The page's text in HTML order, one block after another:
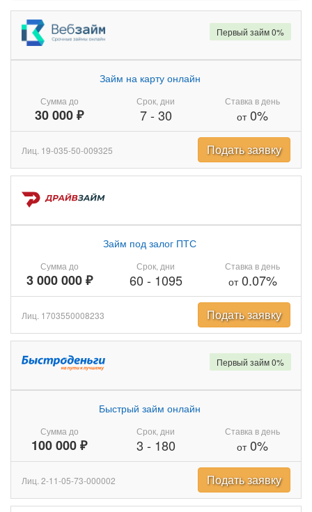
Сумма до
30 000 ₽
Займ на карту онлайн
Срок, дни
7- 30
Ставка в день
от0%
Первый займ 0%
Лиц. 19-035-50-009325 Подать заявку
Сумма до
3 000 000 ₽
Займ под залог ПТС
Срок, дни
60 - 1095
Ставка в день
от0.07%
Лиц. 1703550008233 Подать заявку
Сумма до
100 000 ₽
Быстрый займ онлайн
Срок, дни
3 - 180
Ставка в день
от0%
Первый займ 0%
Лиц. 2-11-05-73-000002 Подать заявку